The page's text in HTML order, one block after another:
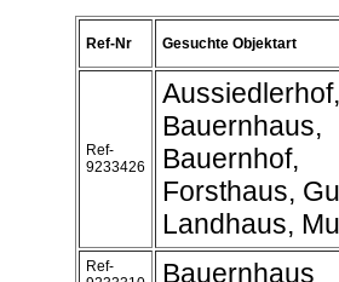
Ref-Nr Gesuchte Objektart
Ref-
9233426
Aussiedlerhof,
Bauernhaus,
Bauernhof,
Forsthaus,
Landhaus,
Ref-
Bauernhaus